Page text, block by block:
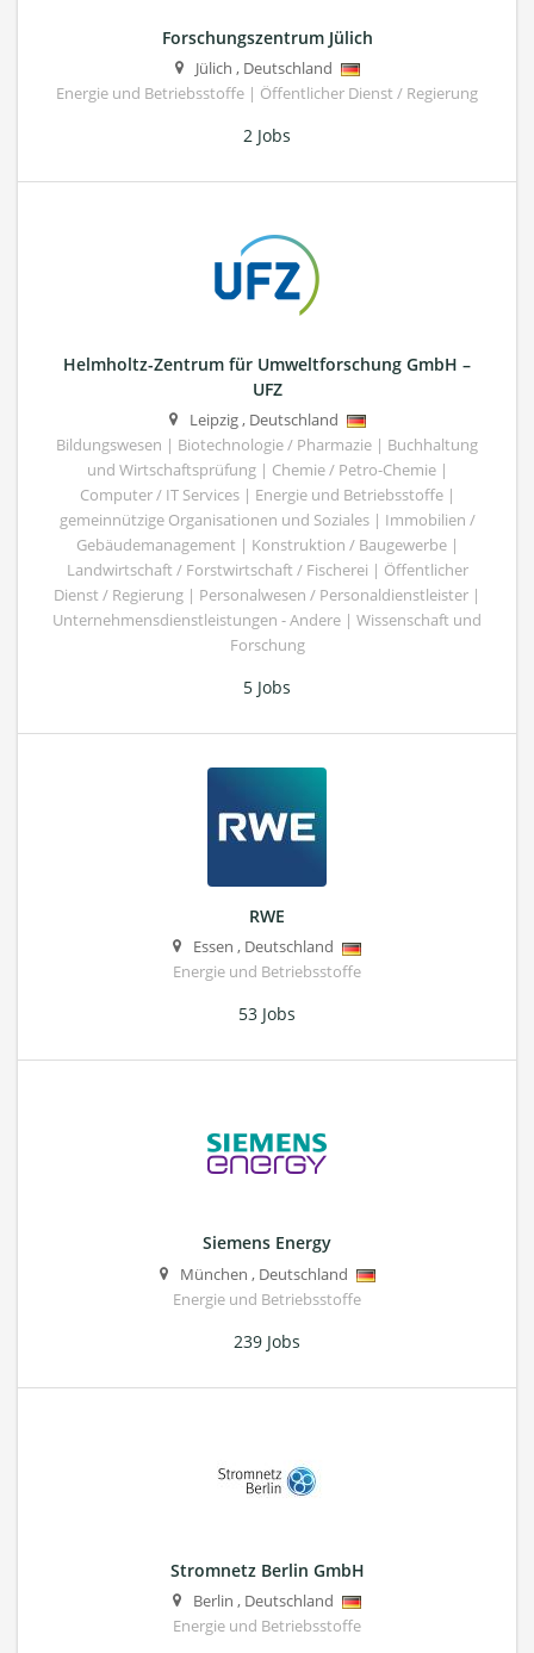
Forschungszentrum Jülich
Jülich , Deutschland
Energie und Betriebsstoffe | Öffentlicher Dienst / Regierung
2 Jobs
Helmholtz-Zentrum für Umweltforschung GmbH –
UFZ
Leipzig, Deutschland
Bildungswesen | Biotechnologie / Pharmazie | Buchhaltung
und Wirtschaftsprüfung | Chemie / Petro-Chemie |
Computer / IT Services | Energie und Betriebsstoffe |
gemeinnützige Organisationen und Soziales | Immobilien /
Gebäudemanagement | Konstruktion / Baugewerbe |
Landwirtschaft / Forstwirtschaft / Fischerei | Öffentlicher
Dienst / Regierung | Personalwesen / Personaldienstleister |
Unternehmensdienstleistungen - Andere | Wissenschaft und
Forschung
5 Jobs
RWE
Essen , Deutschland
Energie und Betriebsstoffe
53 Jobs
Siemens Energy
München , Deutschland
Energie und Betriebsstoffe
239 Jobs
Stromnetz Berlin GmbH
Berlin , Deutschland
Energie und Betriebsstoffe